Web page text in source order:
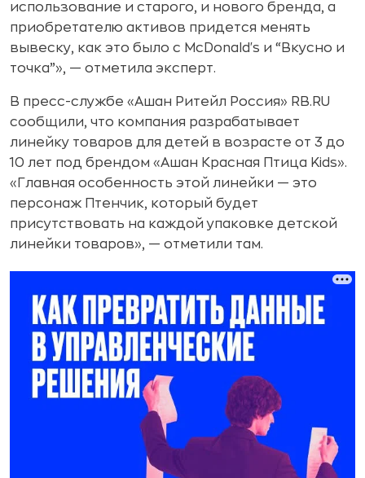
использование и старого, и нового бренда, а
приобретателю активов придется менять
вывеску, как это было с McDonald's и “Вкусно и
точка”», — отметила эксперт.
В пресс-службе «Ашан Ритейл Россия» RB.RU
сообщили, что компания разрабатывает
линейку товаров для детей в возрасте от 3 до
10 лет под брендом «Ашан Красная Птица Kids».
«Главная особенность этой линейки — это
персонаж Птенчик, который будет
присутствовать на каждой упаковке детской
линейки товаров», — отметили там.